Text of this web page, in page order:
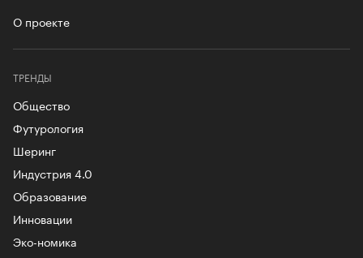
О проекте
ТРЕНДЫ
Общество
Футурология
Шеринг
Индустрия 4.0
Образование
Инновации
Эко-номика